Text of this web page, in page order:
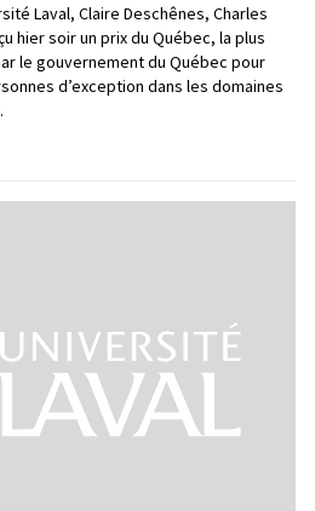
Laval, Claire Deschênes, Charles
hier soir un prix du Québec, la plus
le gouvernement du Québec pour
d’exception dans les domaines